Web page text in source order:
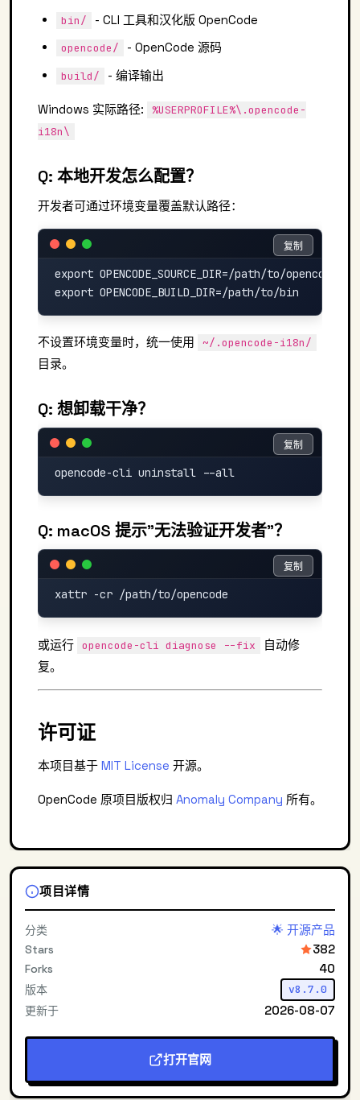
bin/ - CLI 工具和汉化版 OpenCode
opencode/ - OpenCode 源码
build/ - 编译输出
Windows 实际路径:
%USERPROFILE%\.opencode-
i18n\
Q: 本地开发怎么配置？
开发者可通过环境变量覆盖默认路径：
export OPENCODE_SOURCE_DIR=/path/to/
复制
复制
不设置环境变量时，统一使用 ~/.opencode-i18n/
目录。
Q: 想卸载干净？
复制
复制
Q: macOS 提示"无法验证开发者"？
复制
复制
或运行 opencode-cli diagnose --fix
自动修
复。
许可证
本项目基于 MIT License 开源。
OpenCode 原项目版权归 Anomaly Company 所有。
项目详情
分类 🌟 开源产品
Stars 382
Forks 40
版本 v8.7.0
更新于 2026-08-07
打开官网